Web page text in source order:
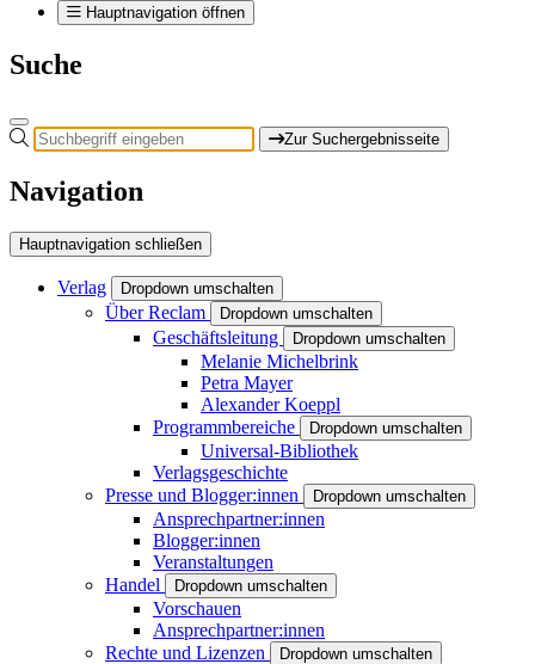
Hauptnavigation öffnen
Suche
Zur Suchergebnisseite
Navigation
Hauptnavigation schließen
Verlag Dropdown umschalten
Über Reclam Dropdown umschalten
Geschäftsleitung Dropdown umschalten
Melanie Michelbrink
Petra Mayer
Alexander Koeppl
Programmbereiche
Dropdown umschalten
Universal-Bibliothek
Verlagsgeschichte
Presse und Blogger:innen
Dropdown umschalten
Ansprechpartner:innen
Blogger:innen
Veranstaltungen
Handel
Dropdown umschalten
Vorschauen
Ansprechpartner:innen
Rechte und Lizenzen
Dropdown umschalten